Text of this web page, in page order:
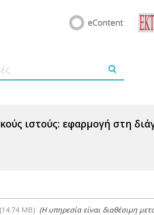
ιστούς: εφαρμογή στη
MB) (Η υπηρεσία είναι διαθέσιμη